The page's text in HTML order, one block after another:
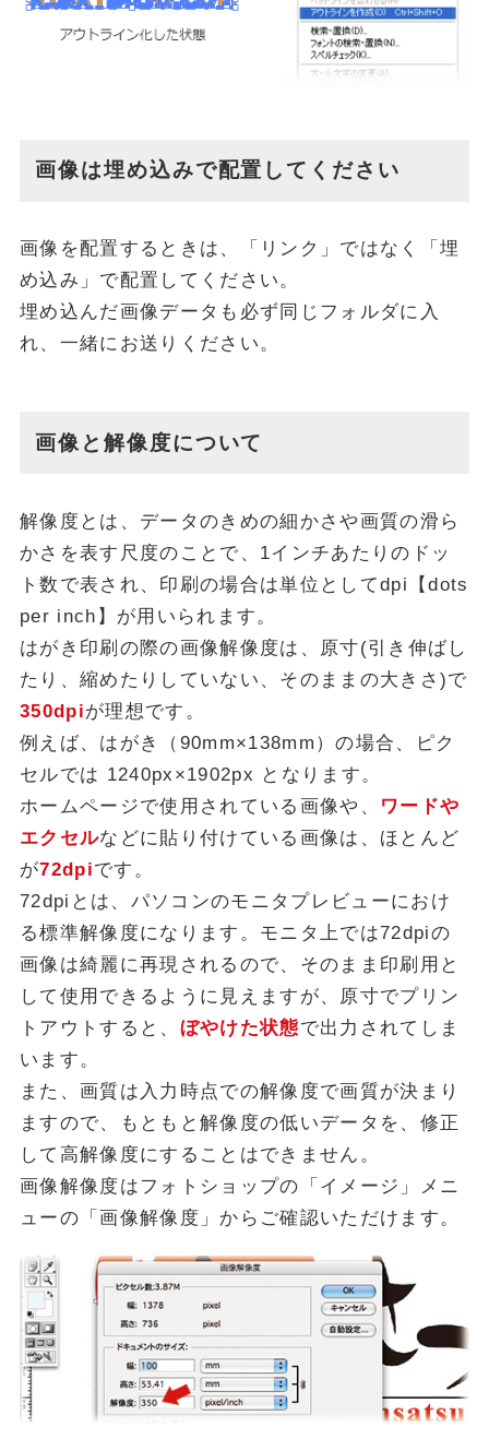
画像は埋め込みで配置してください
画像を配置するときは、「リンク」ではなく「埋
め込み」で配置してください。
埋め込んだ画像データも必ず同じフォルダに入
れ、一緒にお送りください。
画像と解像度について
解像度とは、データのきめの細かさや画質の滑ら
かさを表す尺度のことで、1インチあたりのドッ
ト数で表され、印刷の場合は単位としてdpi【dots
per inch】が用いられます。
はがき印刷の際の画像解像度は、原寸(引き伸ばし
たり、縮めたりしていない、そのままの大きさ)で
350dpiが理想です。
例えば、はがき（90mm×138mm）の場合、ピク
セルでは 1240px×1902px となります。
ホームページで使用されている画像や、
ワードや
エクセルなどに貼り付けている画像は、ほとんど
が72dpiです。
72dpiとは、パソコンのモニタプレビューにおけ
る標準解像度になります。モニタ上では72dpiの
画像は綺麗に再現されるので、そのまま印刷用と
して使用できるように見えますが、原寸でプリン
トアウトすると、 ぼやけた状態で出力されてしま
います。
また、画質は入力時点での解像度で画質が決まり
ますので、もともと解像度の低いデータを、修正
して高解像度にすることはできません。
画像解像度はフォトショップの「イメージ」メニ
ューの「画像解像度」からご確認いただけます。